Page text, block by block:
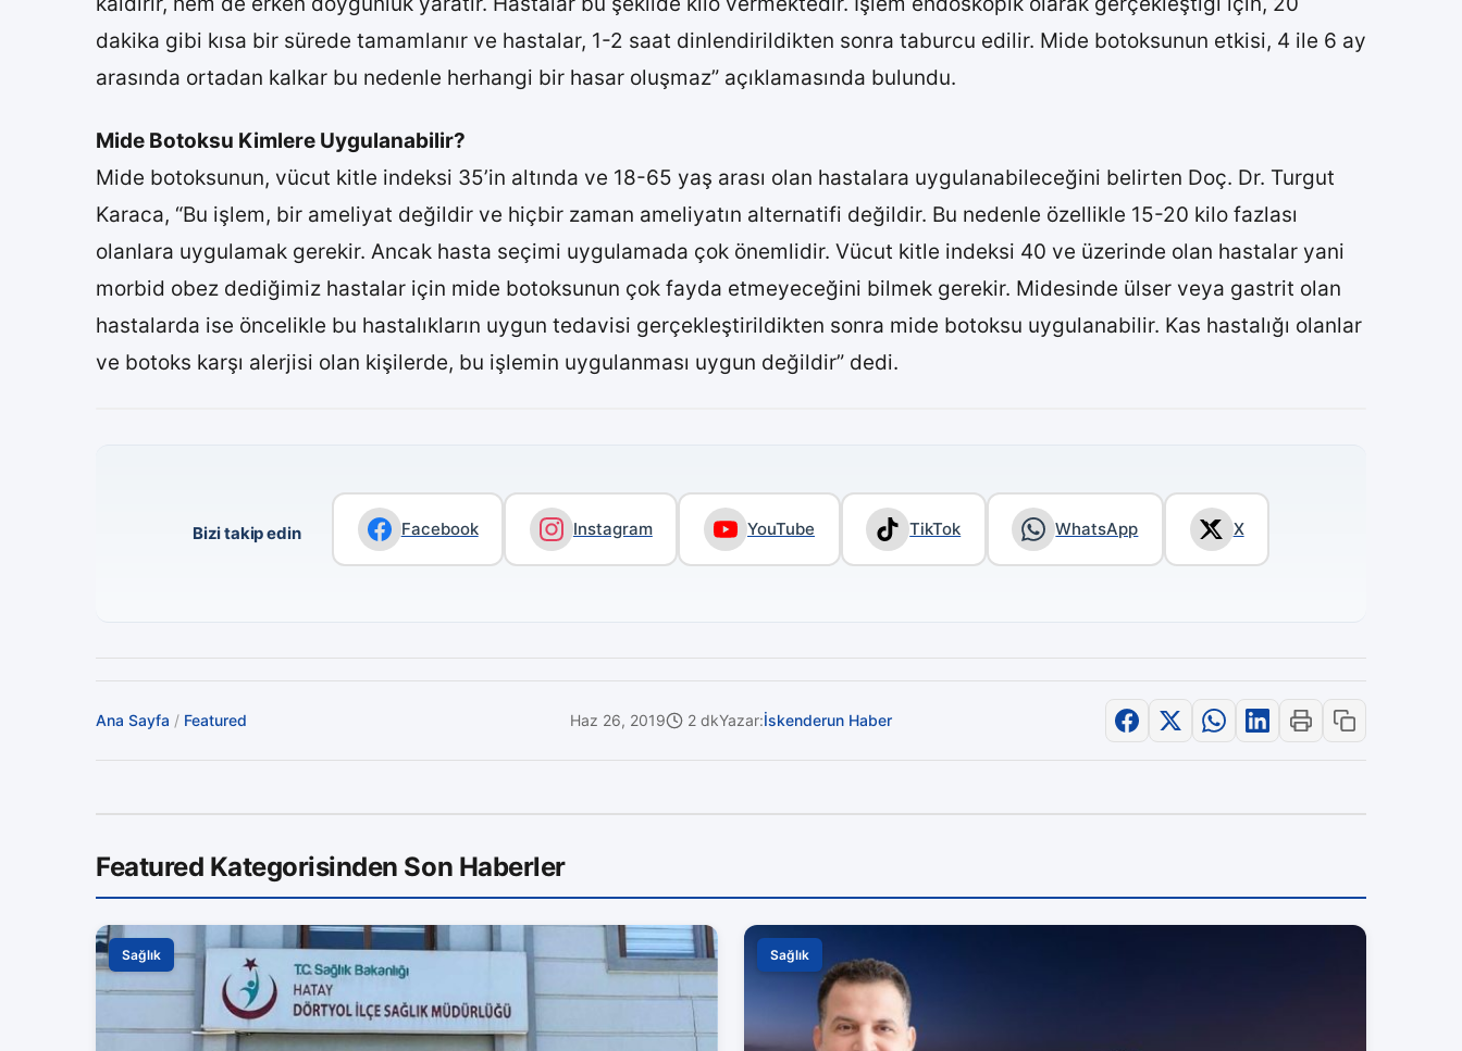
dakika gibi kısa bir sürede tamamlanır ve hastalar, 1-2 saat dinlendirildikten sonra taburcu edilir. Mide botoksunun etkisi, 4 ile 6 ay
arasında ortadan kalkar bu nedenle herhangi bir hasar oluşmaz” açıklamasında bulundu.
Mide Botoksu Kimlere Uygulanabilir?
Mide botoksunun, vücut kitle indeksi 35’in altında ve 18-65 yaş arası olan hastalara uygulanabileceğini belirten Doç. Dr. Turgut
Karaca, “Bu işlem, bir ameliyat değildir ve hiçbir zaman ameliyatın alternatifi değildir. Bu nedenle özellikle 15-20 kilo fazlası
olanlara uygulamak gerekir. Ancak hasta seçimi uygulamada çok önemlidir. Vücut kitle indeksi 40 ve üzerinde olan hastalar yani
morbid obez dediğimiz hastalar için mide botoksunun çok fayda etmeyeceğini bilmek gerekir. Midesinde ülser veya gastrit olan
hastalarda ise öncelikle bu hastalıkların uygun tedavisi gerçekleştirildikten sonra mide botoksu uygulanabilir. Kas hastalığı olanlar
ve botoks karşı alerjisi olan kişilerde, bu işlemin uygulanması uygun değildir” dedi.
Bizi takip edin Facebook Instagram YouTube TikTok WhatsApp X
Ana Sayfa / Featured Haz 26, 2019 2 dkYazar:İskenderun Haber
Featured Kategorisinden Son Haberler
Sağlık Sağlık